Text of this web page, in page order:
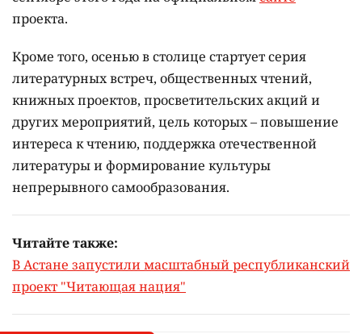
проекта.
Кроме того, осенью в столице стартует серия
литературных встреч, общественных чтений,
книжных проектов, просветительских акций и
других мероприятий, цель которых –повышение
интереса к чтению, поддержка отечественной
литературы и формирование культуры
непрерывного самообразования.
Читайте также:
В Астане запустили масштабный республиканский
проект "Читающая нация"